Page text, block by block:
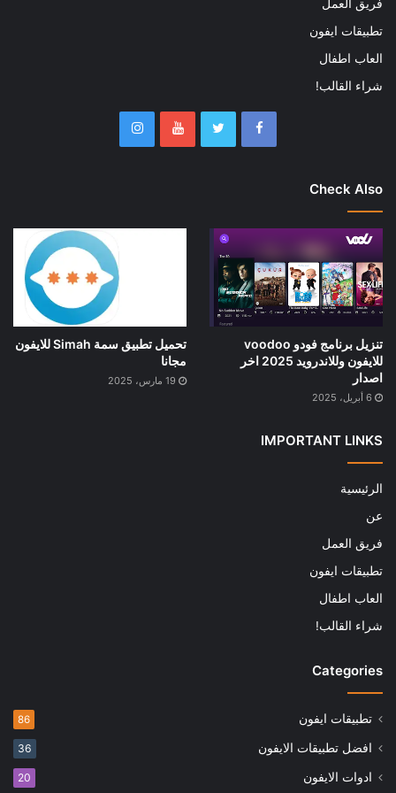
فريق العمل
تطبيقات ايفون
العاب اطفال
شراء القالب!
Check Also
تنزيل برنامج فودو voodoo
للايفون وللاندرويد 2025 اخر
اصدار
6 أبريل، 2025
تحميل تطبيق سمة Simah للايفون
مجانا
19 مارس، 2025
IMPORTANT LINKS
الرئيسية
عن
فريق العمل
تطبيقات ايفون
العاب اطفال
شراء القالب!
Categories
تطبيقات ايفون 86
افضل تطبيقات الايفون 36
ادوات الايفون 20